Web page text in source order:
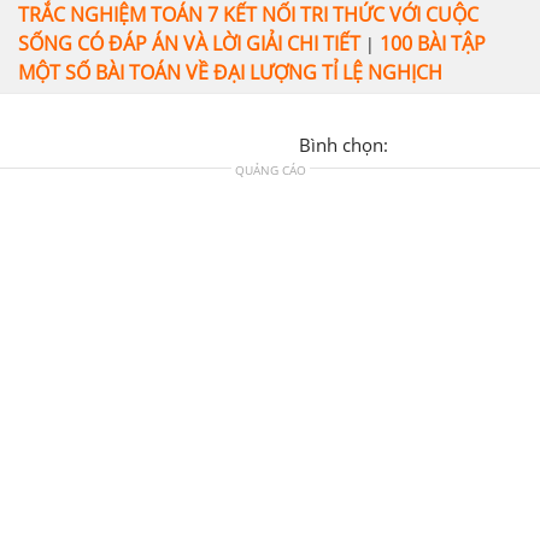
TRẮC NGHIỆM TOÁN 7 KẾT NỐI TRI THỨC VỚI CUỘC
SỐNG CÓ ĐÁP ÁN VÀ LỜI GIẢI CHI TIẾT| 100 BÀI TẬP
MỘT SỐ BÀI TOÁN VỀ ĐẠI LƯỢNG TỈ LỆ NGHỊCH
Bình chọn:
QUẢNG CÁO